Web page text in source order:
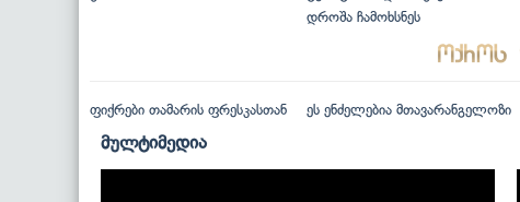
დროშა ჩამოხსნეს
ფიქრები თამარის ფრესკასთან ეს ენძელებია მთავარანგელოზი
მულტიმედია